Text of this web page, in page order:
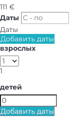
111 €
Даты
Даты
Добавить даты
взрослых
1
детей
Добавить даты